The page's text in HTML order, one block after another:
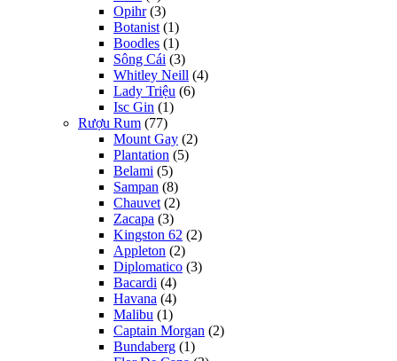
Opihr (3)
Botanist (1)
Boodles (1)
Sông Cái (3)
Whitley Neill (4)
Lady Triệu (6)
Isc Gin (1)
Rượu Rum (77)
Mount Gay (2)
Plantation (5)
Belami (5)
Sampan (8)
Chauvet (2)
Zacapa (3)
Kingston 62 (2)
Appleton (2)
Diplomatico (3)
Bacardi (4)
Havana (4)
Malibu (1)
Captain Morgan (2)
Bundaberg (1)